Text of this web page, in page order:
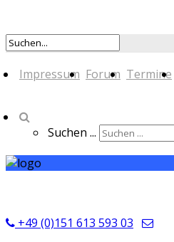
Impressum Forum Termine
Suchen ...
+49 (0)151 613 593 03